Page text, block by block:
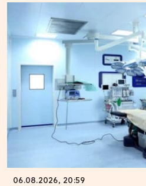
06.08.2026, 20:59